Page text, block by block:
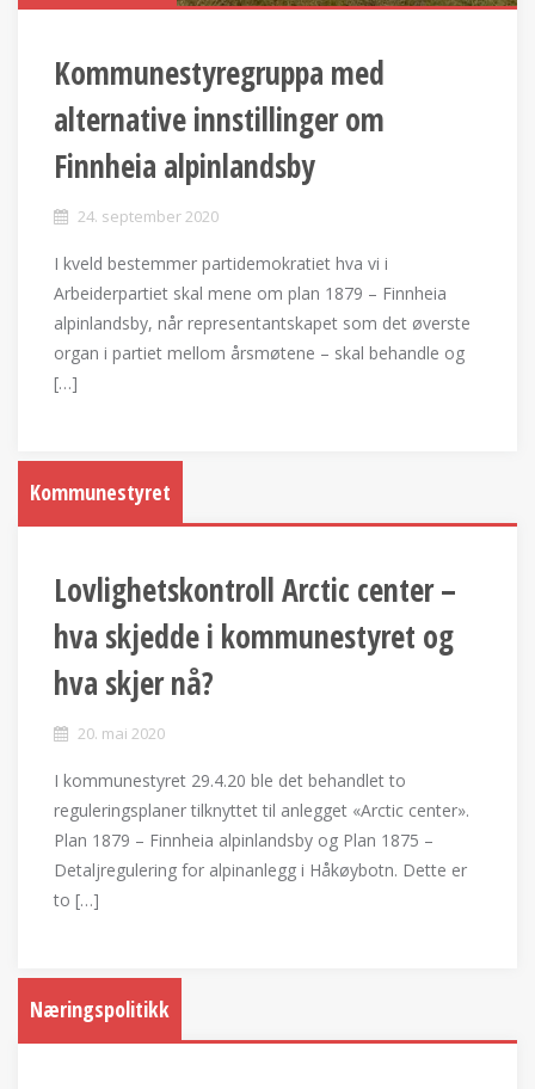
Kommunestyregruppa med
alternative innstillinger om
Finnheia alpinlandsby
24. september 2020
I kveld bestemmer partidemokratiet hva vi i
Arbeiderpartiet skal mene om plan 1879 – Finnheia
alpinlandsby, når representantskapet som det øverste
organ i partiet mellom årsmøtene – skal behandle og
[…]
Kommunestyret
Lovlighetskontroll Arctic center –
hva skjedde i kommunestyret og
hva skjer nå?
20. mai 2020
I kommunestyret 29.4.20 ble det behandlet to
reguleringsplaner tilknyttet til anlegget «Arctic center».
Plan 1879 – Finnheia alpinlandsby og Plan 1875 –
Detaljregulering for alpinanlegg i Håkøybotn. Dette er
to […]
Næringspolitikk